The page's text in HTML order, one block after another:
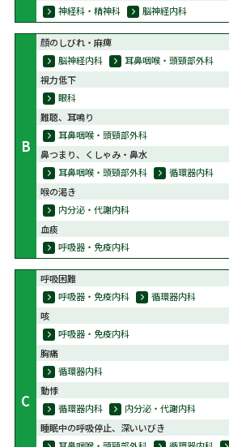
神経科・精神科
脳神経内科
B
顔のしびれ・麻痺
脳神経内科
耳鼻咽喉・頭頸部外科
視力低下
眼科
難聴、耳鳴り
耳鼻咽喉・頭頸部外科
鼻つまり、くしゃみ・鼻水
耳鼻咽喉・頭頸部外科
循環器内科
喉の渇き
内分泌・代謝内科
血痰
呼吸器・免疫内科
C
呼吸困難
呼吸器・免疫内科
循環器内科
咳
呼吸器・免疫内科
胸痛
循環器内科
動悸
循環器内科
内分泌・代謝内科
睡眠中の呼吸停止、深いいびき